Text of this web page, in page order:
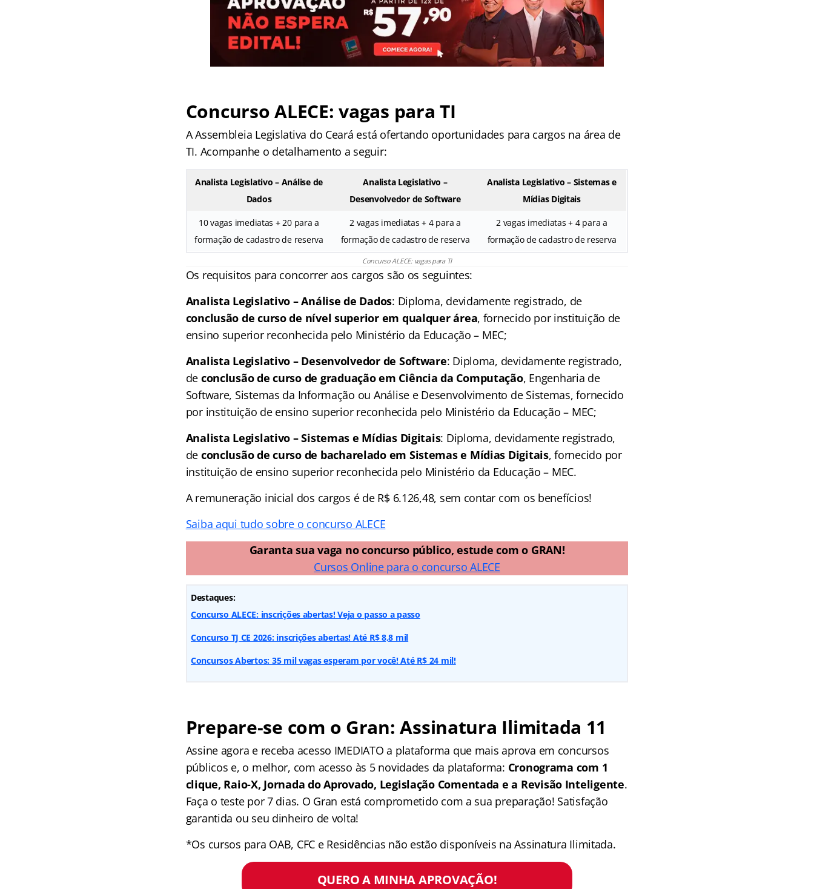
Concurso ALECE: vagas para TI
A Assembleia Legislativa do Ceará está ofertando oportunidades para cargos na área de
TI. Acompanhe o detalhamento a seguir:
Analista Legislativo – Análise de
Dados
Analista Legislativo –
Desenvolvedor de Software
Analista Legislativo – Sistemas e
Mídias Digitais
10 vagas imediatas + 20 para a
formação de cadastro de reserva
2 vagas imediatas + 4 para a
formação de cadastro de reserva
2 vagas imediatas + 4 para a
formação de cadastro de reserva
Concurso ALECE: vagas para TI
Os requisitos para concorrer aos cargos são os seguintes:
Analista Legislativo – Análise de Dados: Diploma, devidamente registrado, de
conclusão de curso de nível superior em qualquer área, fornecido por instituição de
ensino superior reconhecida pelo Ministério da Educação – MEC;
Analista Legislativo – Desenvolvedor de Software: Diploma, devidamente registrado,
de conclusão de curso de graduação em Ciência da Computação, Engenharia de
Software, Sistemas da Informação ou Análise e Desenvolvimento de Sistemas, fornecido
por instituição de ensino superior reconhecida pelo Ministério da Educação – MEC;
Analista Legislativo – Sistemas e Mídias Digitais: Diploma, devidamente registrado,
de conclusão de curso de bacharelado em Sistemas e Mídias Digitais, fornecido por
instituição de ensino superior reconhecida pelo Ministério da Educação – MEC.
A remuneração inicial dos cargos é de R$ 6.126,48, sem contar com os benefícios!
Saiba aqui tudo sobre o concurso ALECE
Garanta sua vaga no concurso público, estude com o GRAN!
Cursos Online para o concurso ALECE
Destaques:
Concurso ALECE: inscrições abertas! Veja o passo a passo
Concurso TJ CE 2026: inscrições abertas! Até R$ 8,8 mil
Concursos Abertos: 35 mil vagas esperam por você! Até R$ 24 mil!
Prepare-se com o Gran: Assinatura Ilimitada 11
Assine agora e receba acesso IMEDIATO a plataforma que mais aprova em concursos
públicos e, o melhor, com acesso às 5 novidades da plataforma: Cronograma com 1
clique, Raio-X, Jornada do Aprovado, Legislação Comentada e a Revisão Inteligente.
Faça o teste por 7 dias. O Gran está comprometido com a sua preparação! Satisfação
garantida ou seu dinheiro de volta!
*Os cursos para OAB, CFC e Residências não estão disponíveis na Assinatura Ilimitada.
QUERO A MINHA APROVAÇÃO!